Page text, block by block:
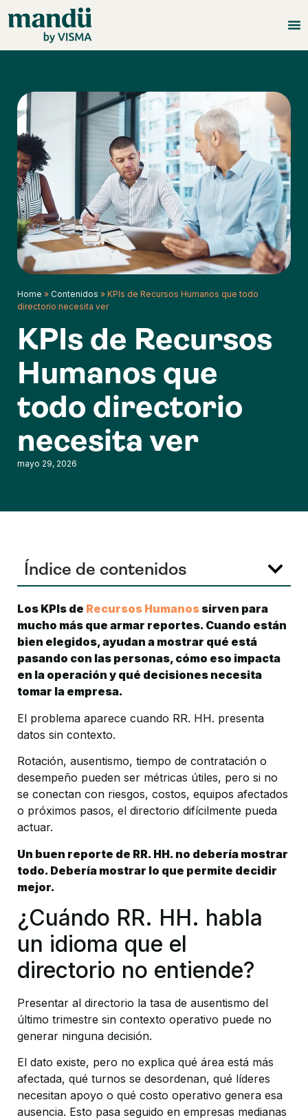
Home » Contenidos » KPIs de Recursos Humanos que todo
directorio necesita ver
KPIs de Recursos
Humanos que
todo directorio
necesita ver
mayo 29, 2026
Índice de contenidos
Los KPIs de Recursos Humanos sirven para
mucho más que armar reportes. Cuando están
bien elegidos, ayudan a mostrar qué está
pasando con las personas, cómo eso impacta
en la operación y qué decisiones necesita
tomar la empresa.
El problema aparece cuando RR. HH. presenta
datos sin contexto.
Rotación, ausentismo, tiempo de contratación o
desempeño pueden ser métricas útiles, pero si no
se conectan con riesgos, costos, equipos afectados
o próximos pasos, el directorio difícilmente pueda
actuar.
Un buen reporte de RR. HH. no debería mostrar
todo. Debería mostrar lo que permite decidir
mejor.
¿Cuándo RR. HH. habla
un idioma que el
directorio no entiende?
Presentar al directorio la tasa de ausentismo del
último trimestre sin contexto operativo puede no
generar ninguna decisión.
El dato existe, pero no explica qué área está más
afectada, qué turnos se desordenan, qué líderes
necesitan apoyo o qué costo operativo genera esa
ausencia. Esto pasa seguido en empresas medianas